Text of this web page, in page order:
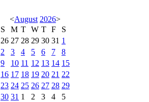
<August 2026>
S
M T W T F
S
26 27 28 29 30 31 1
2
3 4 5 6 7
8
9
10 11 12 13 14 15
16 17 18 19 20 21 22
23 24 25 26 27 28 29
30 31 1 2 3 4 5